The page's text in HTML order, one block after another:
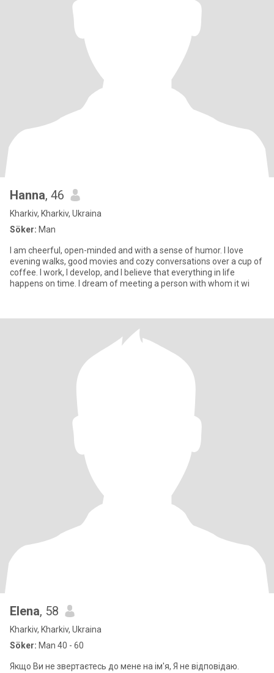
Hanna, 46
Kharkiv, Kharkiv, Ukraina
Söker: Man
I am cheerful, open-minded and with a sense of humor. I love
evening walks, good movies and cozy conversations over a cup of
coffee. I work, I develop, and I believe that everything in life
happens on time. I dream of meeting a person with whom it wi
Elena, 58
Kharkiv, Kharkiv, Ukraina
Söker: Man 40 - 60
Якщо Ви не звертаєтесь до мене на ім'я, Я не відповідаю.